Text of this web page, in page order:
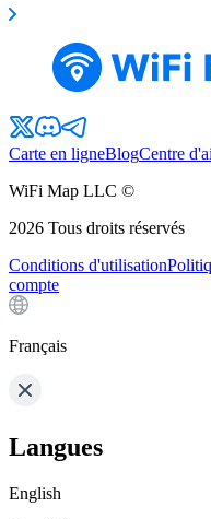
Carte en ligneBlogCentre
WiFi Map LLC ©
2026 Tous droits réservés
Conditions d'utilisation
compte
Français
Langues
English